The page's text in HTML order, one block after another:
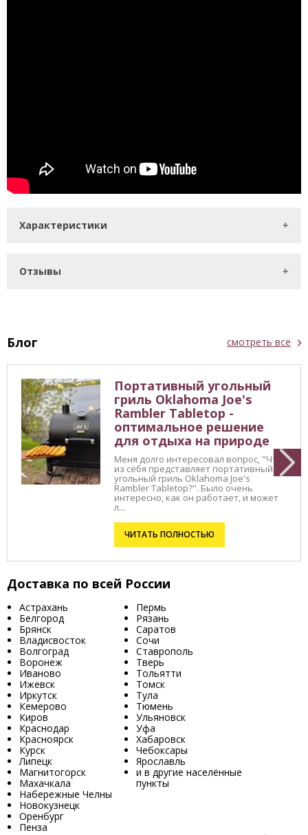
Характеристики
Отзывы
Блог смотреть все
Портативный угольный
гриль Oklahoma Joe's
Rambler Tabletop -
оптимальное решение
для отдыха на природе
Меня долго интересовал вопрос, "Что
из себя представляет портативный
угольный гриль Oklahoma Joe's
Rambler Tabletop?". Было очень
интересно, как он работает, и может
л...
ЧИТАТЬ ПОЛНОСТЬЮ
Доставка по всей России
Астрахань
Белгород
Брянск
Владисвосток
Волгоград
Воронеж
Иваново
Ижевск
Иркутск
Кемерово
Киров
Краснодар
Красноярск
Курск
Липецк
Магнитогорск
Махачкала
Набережные Челны
Новокузнецк
Оренбург
Пенза
Пермь
Рязань
Саратов
Сочи
Ставрополь
Тверь
Тольятти
Томск
Тула
Тюмень
Ульяновск
Уфа
Хабаровск
Чебоксары
Ярославль
и в другие населённые
пункты